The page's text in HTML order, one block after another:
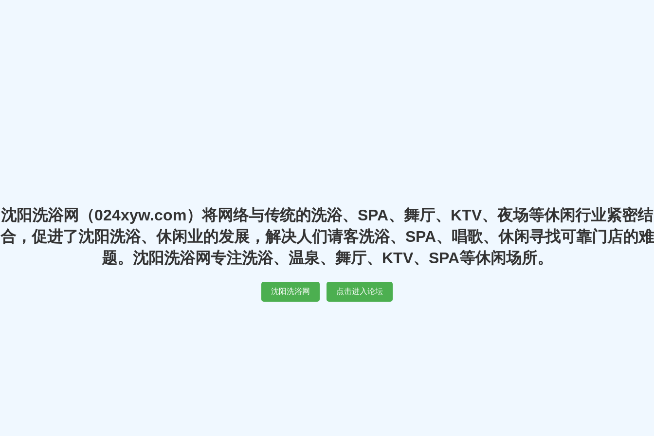
沈阳洗浴网（024xyw.com）将网络与传统的洗浴、SPA、舞厅、KTV、夜场等休闲行业紧密结
合，促进了沈阳洗浴、休闲业的发展，解决人们请客洗浴、SPA、唱歌、休闲寻找可靠门店的难
题。沈阳洗浴网专注洗浴、温泉、舞厅、KTV、SPA等休闲场所。
沈阳洗浴网 点击进入论坛